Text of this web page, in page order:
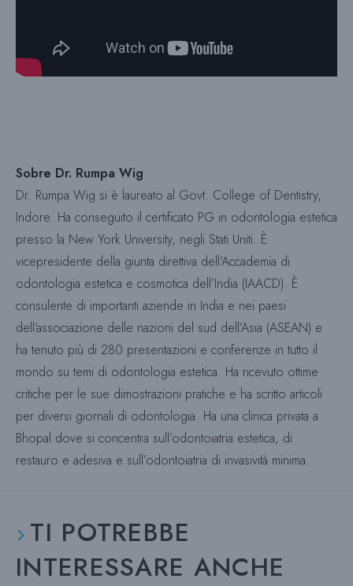
Sobre Dr. Rumpa Wig
Dr. Rumpa Wig si è laureato al Govt. College of Dentistry,
Indore. Ha conseguito il certificato PG in odontologia estetica
presso la New York University, negli Stati Uniti. È
vicepresidente della giunta direttiva dell’Accademia di
odontologia estetica e cosmotica dell’India (IAACD). È
consulente di importanti aziende in India e nei paesi
dell’associazione delle nazioni del sud dell’Asia (ASEAN) e
ha tenuto più di 280 presentazioni e conferenze in tutto il
mondo su temi di odontologia estetica. Ha ricevuto ottime
critiche per le sue dimostrazioni pratiche e ha scritto articoli
per diversi giornali di odontologia. Ha una clinica privata a
Bhopal dove si concentra sull’odontoiatria estetica, di
restauro e adesiva e sull’odontoiatria di invasività minima.
TI POTREBBE
INTERESSARE ANCHE